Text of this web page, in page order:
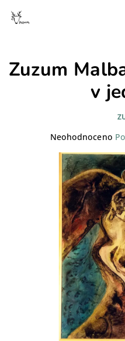
Zuzum
v
Průměrné
produktu
hvězdiček.
Neohodnoceno